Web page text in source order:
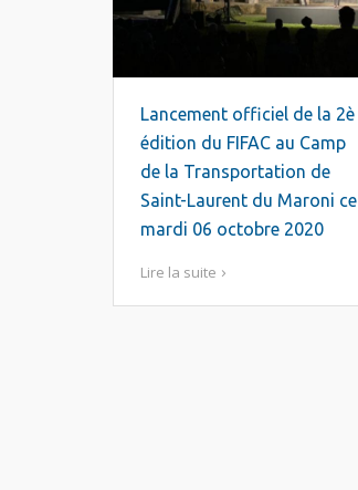
Lancement officiel de la 2è
édition du FIFAC au Camp
de la Transportation de
Saint-Laurent du Maroni ce
mardi 06 octobre 2020
Lire la suite